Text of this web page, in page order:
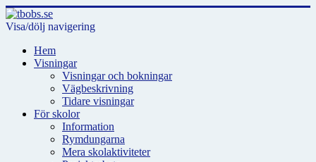
Visa/dölj navigering
Hem
Visningar
Visningar och bokningar
Vägbeskrivning
Tidare visningar
För skolor
Information
Rymdungarna
Mera skolaktiviteter